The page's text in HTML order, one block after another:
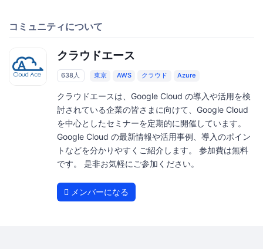
コミュニティについて
クラウドエース
638人 東京 AWS クラウド Azure
クラウドエースは、Google Cloud の導入や活用を検
討されている企業の皆さまに向けて、Google Cloud
を中心としたセミナーを定期的に開催しています。
Google Cloud の最新情報や活用事例、導入のポイン
トなどを分かりやすくご紹介します。 参加費は無料
です。 是非お気軽にご参加ください。
メンバーになる